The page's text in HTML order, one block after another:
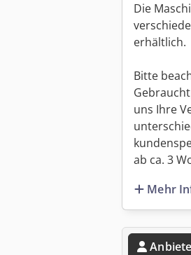
Die
erhältlich.
Bitte
uns Ihre
ab ca. 3
Mehr